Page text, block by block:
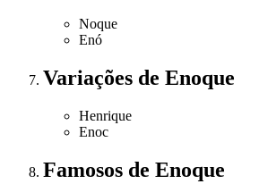
Noque
Enó
Variações de Enoque
Henrique
Enoc
Famosos de Enoque